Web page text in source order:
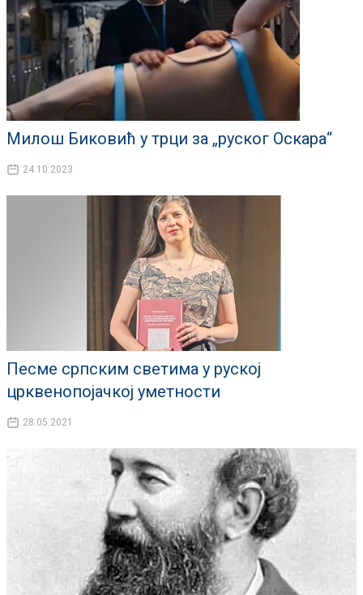
Милош Биковић у трци за „руског Оскара“
24.10.2023
Песме српским светима у руској
црквенопојачкој уметности
28.05.2021